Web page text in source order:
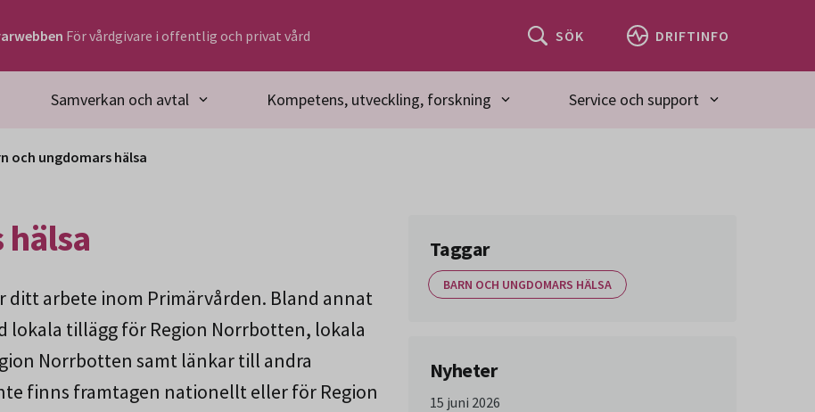
För vårdgivare i offentlig och privat vård SÖK DRIFTINFO
Samverkan och avtal Kompetens, utveckling, forskning Service och support
och ungdomars hälsa
hälsa
ditt arbete inom Primärvården. Bland annat
lokala tillägg för Region Norrbotten, lokala
Norrbotten samt länkar till andra
finns framtagen nationellt eller för Region
Taggar
BARN OCH UNGDOMARS HÄLSA
Nyheter
15 juni 2026